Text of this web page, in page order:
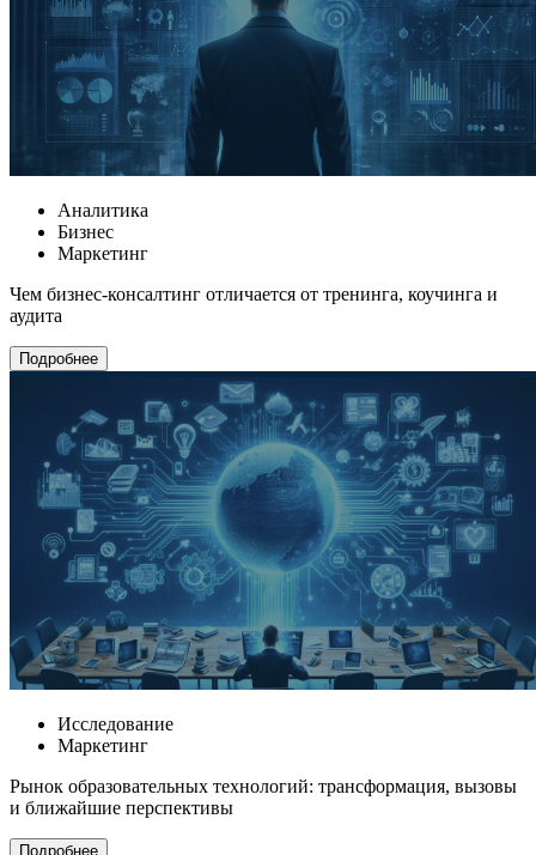
Аналитика
Бизнес
Маркетинг
Чем бизнес-консалтинг отличается от тренинга, коучинга и
аудита
Подробнее
Исследование
Маркетинг
Рынок образовательных технологий: трансформация, вызовы
и ближайшие перспективы
Подробнее